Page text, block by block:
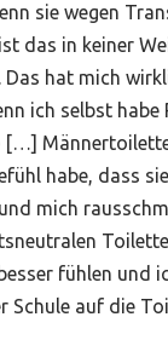
sie wegen
das in keiner
hat mich
ich selbst habe
habe, dass
mich
fühlen und
Schule auf die